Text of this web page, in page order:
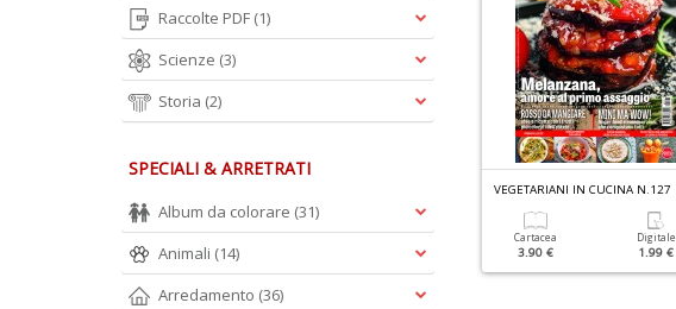
Fonte Sana Di
Digitale
1.99 €
Involtini Fantasia
3.90 €
Digitale
1.99 €
VEGETARIANI IN CUCINA N.127
Cartacea
3.90 €
Digitale
1.99 €
Raccolte PDF (1)
Scienze (3)
Storia (2)
SPECIALI & ARRETRATI
Album da colorare (31)
Animali (14)
Arredamento (36)